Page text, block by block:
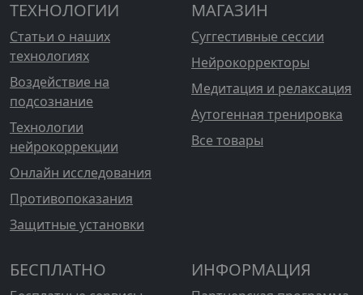
ТЕХНОЛОГИИ
Статьи о наших
технологиях
Воздействие на
подсознание
Технологии
нейрокоррекции
Онлайн исследования
Противопоказания
Защитные установки
МАГАЗИН
Суггестивные сессии
Нейрокорректоры
Медитация и релаксация
Аутогенная тренировка
Все товары
БЕСПЛАТНО ИНФОРМАЦИЯ